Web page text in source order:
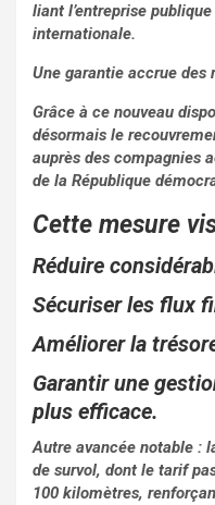
liant l’entreprise
internationale.
Une garantie accrue des
Grâce à ce nouveau
désormais le
auprès des compagnies
de la République
Cette mesure
Réduire
Sécuriser les flux
Améliorer la
Garantir une
plus efficace.
Autre avancée notable :
de survol, dont le tarif
100 kilomètres,